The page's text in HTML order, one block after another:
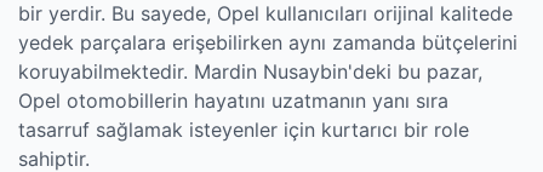
bir yerdir. Bu sayede, Opel kullanıcıları orijinal kalitede
yedek parçalara erişebilirken aynı zamanda bütçelerini
koruyabilmektedir. Mardin Nusaybin'deki bu pazar,
Opel otomobillerin hayatını uzatmanın yanı sıra
tasarruf sağlamak isteyenler için kurtarıcı bir role
sahiptir.